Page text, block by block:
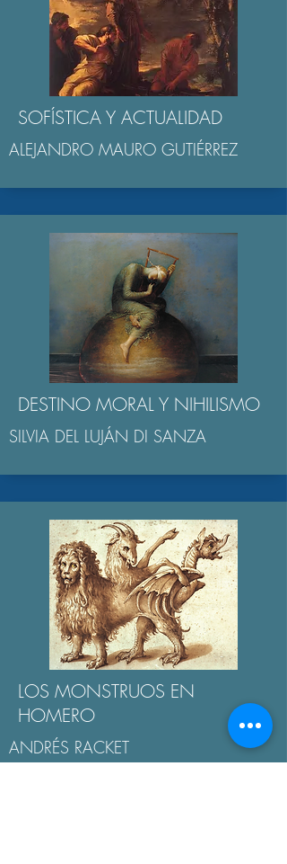
SOFÍSTICA Y ACTUALIDAD
ALEJANDRO MAURO GUTIÉRREZ
DESTINO MORAL Y NIHILISMO
SILVIA DEL LUJÁN DI SANZA
LOS MONSTRUOS EN
HOMERO
ANDRÉS RACKET